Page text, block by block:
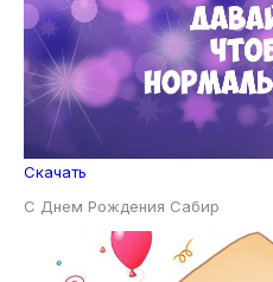
Скачать
С Днем Рождения Сабир